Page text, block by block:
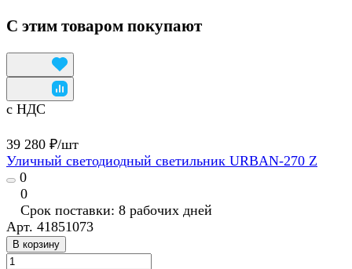
С этим товаром покупают
с НДС
39 280 ₽/шт
Уличный светодиодный светильник URBAN-270 Z
0
0
Срок поставки: 8 рабочих дней
Арт. 41851073
В корзину